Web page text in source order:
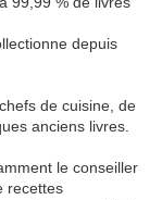
depuis
de cuisine, de
anciens livres.
le conseiller
recettes